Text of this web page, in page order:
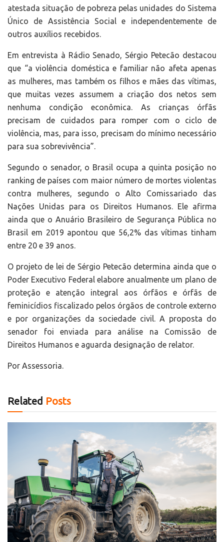
atestada situação de pobreza pelas unidades do Sistema
Único de Assistência Social e independentemente de
outros auxílios recebidos.
Em entrevista à Rádio Senado, Sérgio Petecão destacou
que “a violência doméstica e familiar não afeta apenas
as mulheres, mas também os filhos e mães das vítimas,
que muitas vezes assumem a criação dos netos sem
nenhuma condição econômica. As crianças órfãs
precisam de cuidados para romper com o ciclo de
violência, mas, para isso, precisam do mínimo necessário
para sua sobrevivência”.
Segundo o senador, o Brasil ocupa a quinta posição no
ranking de países com maior número de mortes violentas
contra mulheres, segundo o Alto Comissariado das
Nações Unidas para os Direitos Humanos. Ele afirma
ainda que o Anuário Brasileiro de Segurança Pública no
Brasil em 2019 apontou que 56,2% das vítimas tinham
entre 20 e 39 anos.
O projeto de lei de Sérgio Petecão determina ainda que o
Poder Executivo Federal elabore anualmente um plano de
proteção e atenção integral aos órfãos e órfãs de
feminicídios fiscalizado pelos órgãos de controle externo
e por organizações da sociedade civil. A proposta do
senador foi enviada para análise na Comissão de
Direitos Humanos e aguarda designação de relator.
Por Assessoria.
Related Posts